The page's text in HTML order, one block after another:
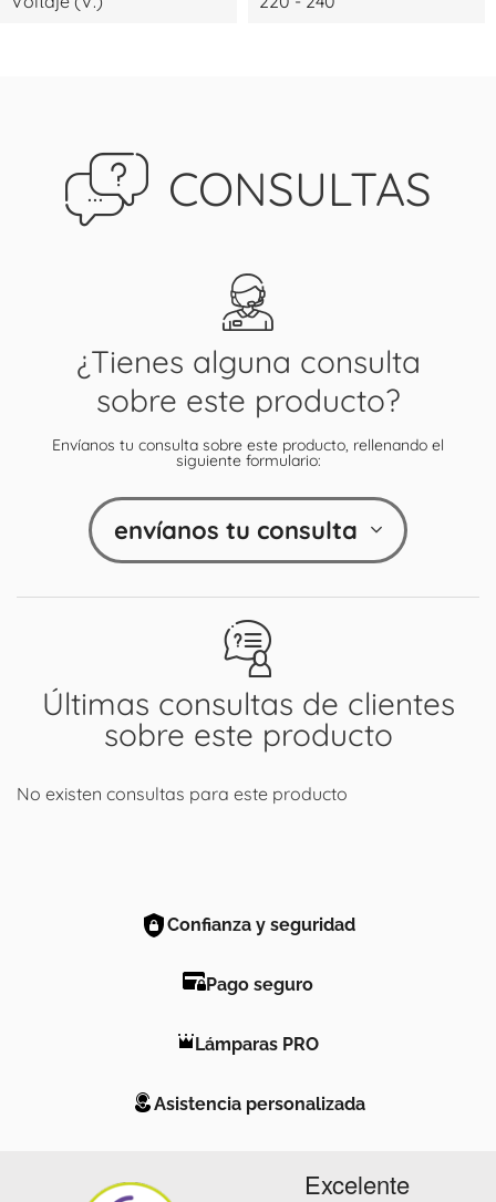
CONSULTAS
Últimas consultas de clientes
sobre este producto
No existen consultas para este producto
¿Tienes alguna consulta
sobre este producto?
Envíanos tu consulta sobre este producto, rellenando el
siguiente formulario:
envíanos tu consulta
Confianza y seguridad
Pago seguro
Lámparas PRO
Asistencia personalizada
Excelente